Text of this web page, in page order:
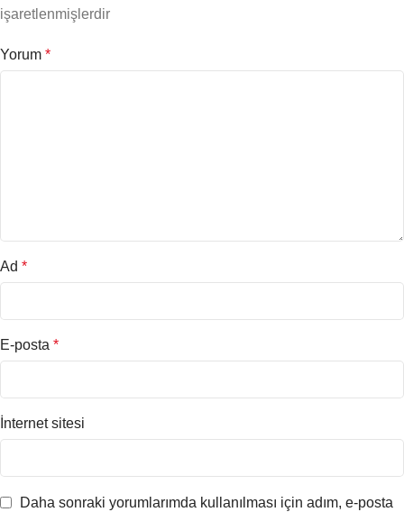
işaretlenmişlerdir
Yorum *
Ad *
E-posta *
İnternet sitesi
Daha sonraki yorumlarımda kullanılması için adım, e-posta